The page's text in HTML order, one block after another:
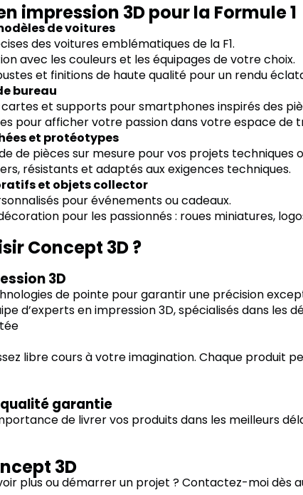
impression 3D pour la Formule 1
de voitures
des voitures emblématiques de la F1.
avec les couleurs et les équipages de votre choix.
et finitions de haute qualité pour un rendu
bureau
et supports pour smartphones inspirés des
pour afficher votre passion dans votre espace de
et protéotypes
de pièces sur mesure pour vos projets techniques
résistants et adaptés aux exigences techniques.
et objets collector
pour événements ou cadeaux.
pour les passionnés : roues miniatures,
Concept 3D ?
3D
de pointe pour garantir une précision
d’experts en impression 3D, spécialisés dans les
libre cours à votre imagination. Chaque produit
garantie
de livrer vos produits dans les meilleurs
3D
plus ou démarrer un projet ? Contactez-moi dès